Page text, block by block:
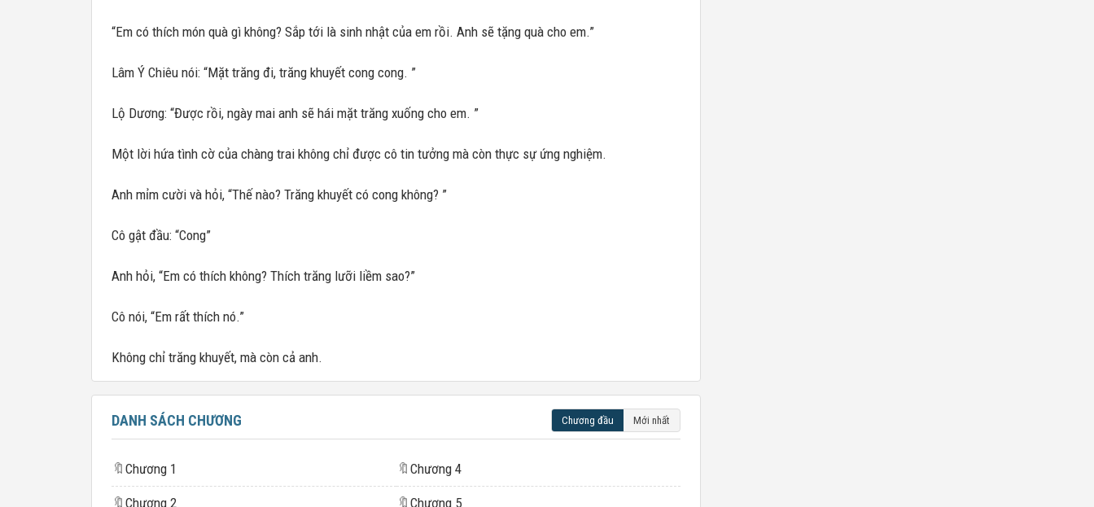
“Em có thích món quà gì không? Sắp tới là sinh nhật của em rồi. Anh sẽ tặng quà cho em.”
Lâm Ý Chiêu nói: “Mặt trăng đi, trăng khuyết cong cong. ”
Lộ Dương: “Được rồi, ngày mai anh sẽ hái mặt trăng xuống cho em. ”
Một lời hứa tình cờ của chàng trai không chỉ được cô tin tưởng mà còn thực sự ứng nghiệm.
Anh mỉm cười và hỏi, “Thế nào? Trăng khuyết có cong không? ”
Cô gật đầu: “Cong”
Anh hỏi, “Em có thích không? Thích trăng lưỡi liềm sao?”
Cô nói, “Em rất thích nó.”
Không chỉ trăng khuyết, mà còn cả anh.
DANH SÁCH CHƯƠNG Chương đầu Mới nhất
🔖 Chương 1
🔖 Chương 2
🔖 Chương 4
🔖 Chương 5